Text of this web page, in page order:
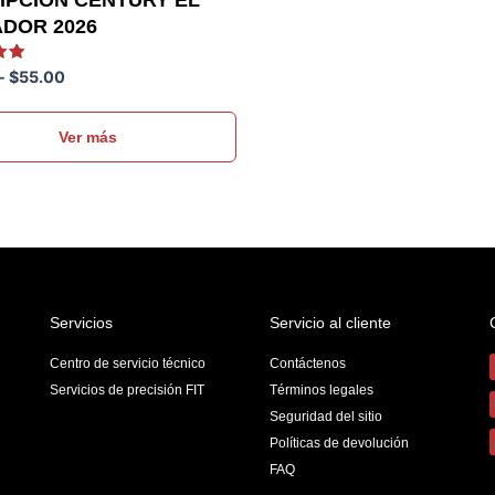
2026
- $55.00
Ver más
Servicios
Centro de servicio técnico
Servicios de precisión FIT
Servicio al cliente
Contáctenos
Términos legales
Seguridad del sitio
Políticas de devolución
FAQ